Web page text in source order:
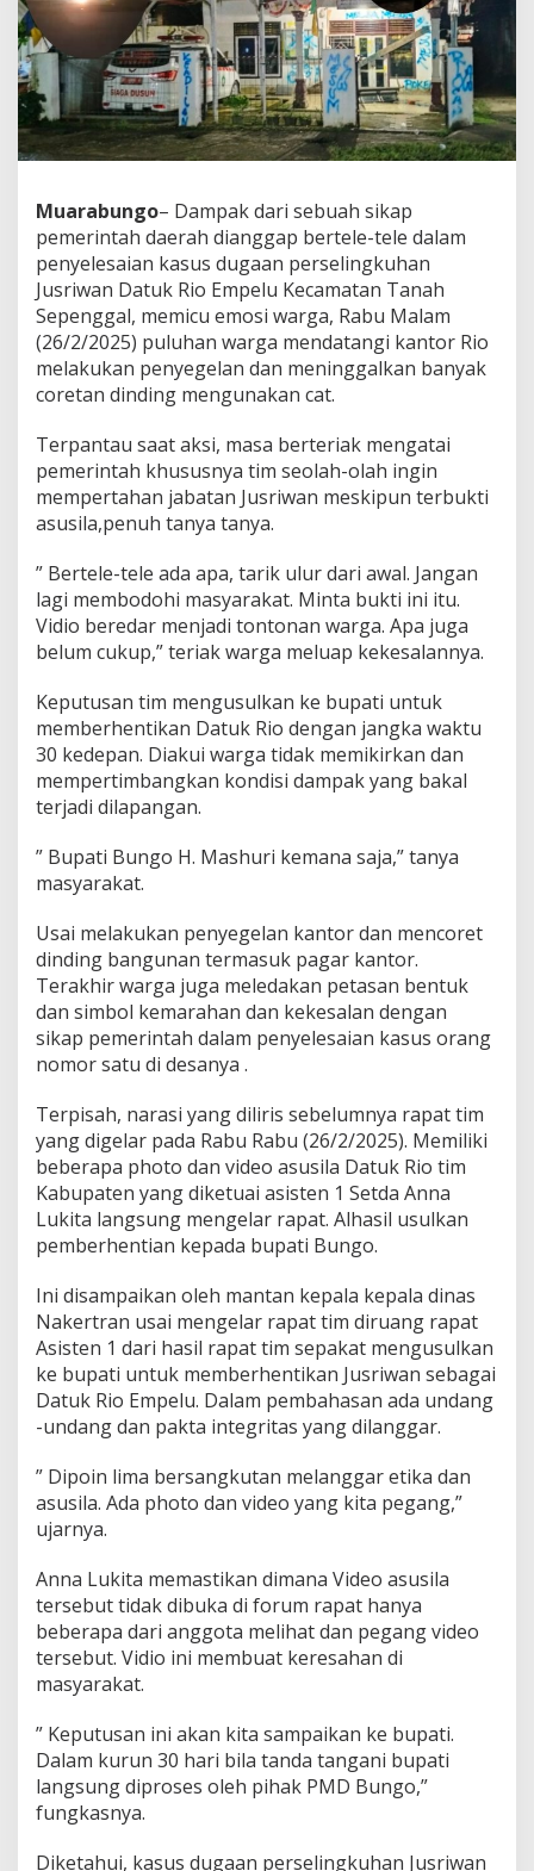
Muarabungo– Dampak dari sebuah sikap
pemerintah daerah dianggap bertele-tele dalam
penyelesaian kasus dugaan perselingkuhan
Jusriwan Datuk Rio Empelu Kecamatan Tanah
Sepenggal, memicu emosi warga, Rabu Malam
(26/2/2025) puluhan warga mendatangi kantor Rio
melakukan penyegelan dan meninggalkan banyak
coretan dinding mengunakan cat.
Terpantau saat aksi, masa berteriak mengatai
pemerintah khususnya tim seolah-olah ingin
mempertahan jabatan Jusriwan meskipun terbukti
asusila,penuh tanya tanya.
” Bertele-tele ada apa, tarik ulur dari awal. Jangan
lagi membodohi masyarakat. Minta bukti ini itu.
Vidio beredar menjadi tontonan warga. Apa juga
belum cukup,” teriak warga meluap kekesalannya.
Keputusan tim mengusulkan ke bupati untuk
memberhentikan Datuk Rio dengan jangka waktu
30 kedepan. Diakui warga tidak memikirkan dan
mempertimbangkan kondisi dampak yang bakal
terjadi dilapangan.
” Bupati Bungo H. Mashuri kemana saja,” tanya
masyarakat.
Usai melakukan penyegelan kantor dan mencoret
dinding bangunan termasuk pagar kantor.
Terakhir warga juga meledakan petasan bentuk
dan simbol kemarahan dan kekesalan dengan
sikap pemerintah dalam penyelesaian kasus orang
nomor satu di desanya .
Terpisah, narasi yang diliris sebelumnya rapat tim
yang digelar pada Rabu Rabu (26/2/2025). Memiliki
beberapa photo dan video asusila Datuk Rio tim
Kabupaten yang diketuai asisten 1 Setda Anna
Lukita langsung mengelar rapat. Alhasil usulkan
pemberhentian kepada bupati Bungo.
Ini disampaikan oleh mantan kepala kepala dinas
Nakertran usai mengelar rapat tim diruang rapat
Asisten 1 dari hasil rapat tim sepakat mengusulkan
ke bupati untuk memberhentikan Jusriwan sebagai
Datuk Rio Empelu. Dalam pembahasan ada undang
-undang dan pakta integritas yang dilanggar.
” Dipoin lima bersangkutan melanggar etika dan
asusila. Ada photo dan video yang kita pegang,”
ujarnya.
Anna Lukita memastikan dimana Video asusila
tersebut tidak dibuka di forum rapat hanya
beberapa dari anggota melihat dan pegang video
tersebut. Vidio ini membuat keresahan di
masyarakat.
” Keputusan ini akan kita sampaikan ke bupati.
Dalam kurun 30 hari bila tanda tangani bupati
langsung diproses oleh pihak PMD Bungo,”
fungkasnya.
Diketahui, kasus dugaan perselingkuhan Jusriwan